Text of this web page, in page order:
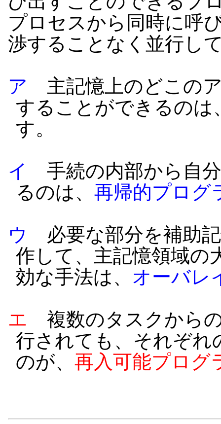
プロセスから同時に呼
渉することなく並行し
ア 主記憶上のどこの
することができるのは
す。
イ
手続の内部から自
るのは、 再帰的プログ
ウ
必要な部分を補助
作して、主記憶領域の
効な手法は、 オーバレ
エ 複数のタスクから
行されても、それぞれ
のが、 再入可能プログ